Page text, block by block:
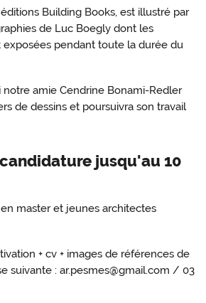
Building Books, est illustré par
de Luc Boegly dont les
exposées pendant toute la durée du
notre amie Cendrine Bonami-Redler
de dessins et poursuivra son travail
jusqu'au 10
master et jeunes architectes
+ cv + images de références de
suivante : ar.pesmes@gmail.com / 03